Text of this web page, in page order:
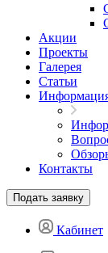
Акции
Проекты
Галерея
Статьи
Контакты
Подать заявку
Кабинет